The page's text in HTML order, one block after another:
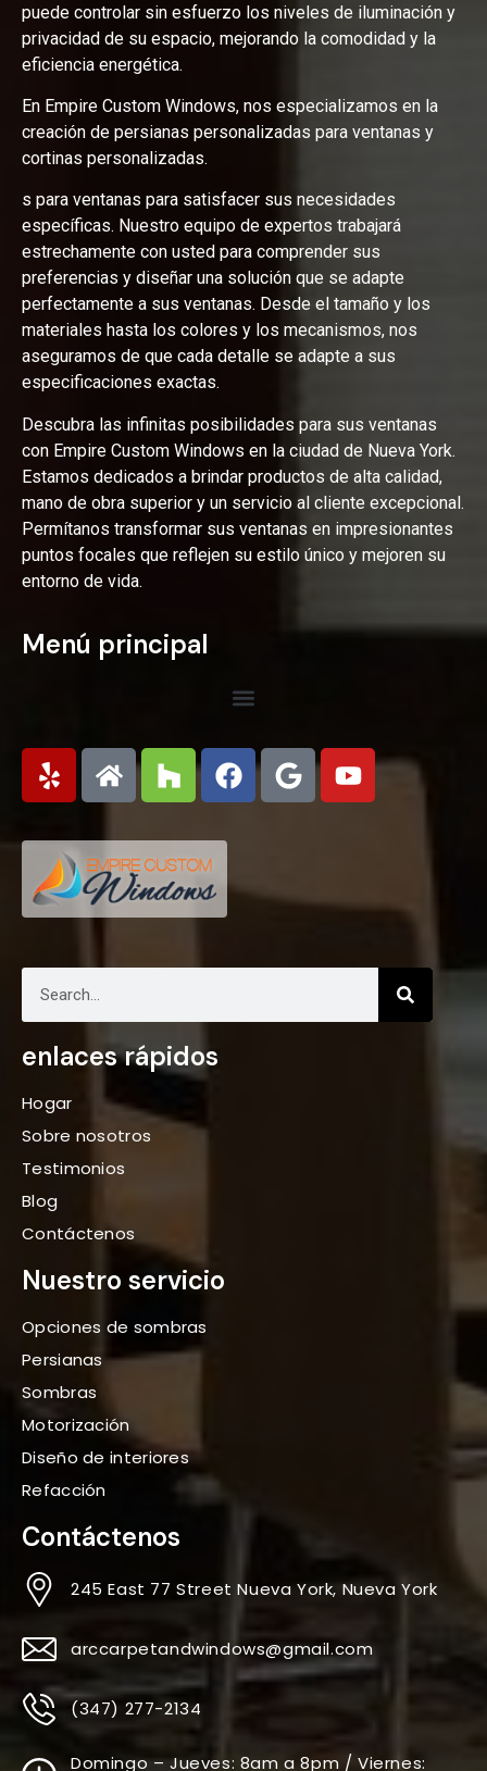
puede controlar sin esfuerzo los niveles de iluminación y
privacidad de su espacio, mejorando la comodidad y la
eficiencia energética.
En Empire Custom Windows, nos especializamos en la
creación de persianas personalizadas para ventanas y
cortinas personalizadas.
s para ventanas para satisfacer sus necesidades
específicas. Nuestro equipo de expertos trabajará
estrechamente con usted para comprender sus
preferencias y diseñar una solución que se adapte
perfectamente a sus ventanas. Desde el tamaño y los
materiales hasta los colores y los mecanismos, nos
aseguramos de que cada detalle se adapte a sus
especificaciones exactas.
Descubra las infinitas posibilidades para sus ventanas
con Empire Custom Windows en la ciudad de Nueva York.
Estamos dedicados a brindar productos de alta calidad,
mano de obra superior y un servicio al cliente excepcional.
Permítanos transformar sus ventanas en impresionantes
puntos focales que reflejen su estilo único y mejoren su
entorno de vida.
Menú principal
enlaces rápidos
Hogar
Sobre nosotros
Testimonios
Blog
Contáctenos
Nuestro servicio
Opciones de sombras
Persianas
Sombras
Motorización
Diseño de interiores
Refacción
Contáctenos
245 East 77 Street Nueva York, Nueva York
arccarpetandwindows@gmail.com
(347) 277-2134
Domingo – Jueves: 8am a 8pm / Viernes: